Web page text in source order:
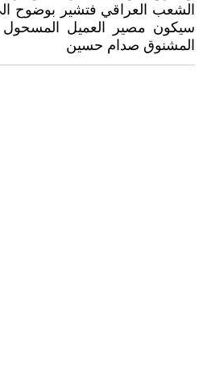
الشعب العراقي فتشير بوضوح
سيكون مصير العميل المسحول
المشنوق صدام حسين